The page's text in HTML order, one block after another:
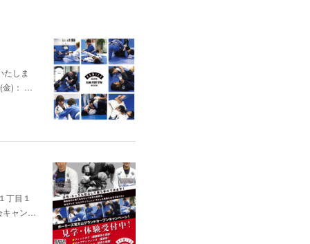
しま
(金)： …
丁目１
キャン…